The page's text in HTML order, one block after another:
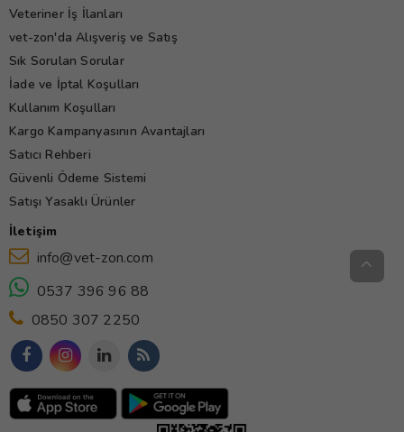
Veteriner İş İlanları
vet-zon'da Alışveriş ve Satış
Sık Sorulan Sorular
İade ve İptal Koşulları
Kullanım Koşulları
Kargo Kampanyasının Avantajları
Satıcı Rehberi
Güvenli Ödeme Sistemi
Satışı Yasaklı Ürünler
İletişim
info@vet-zon.com
0537 396 96 88
0850 307 2250